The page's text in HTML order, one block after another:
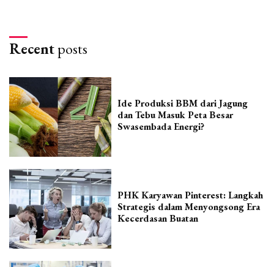
Recentposts
Ide Produksi BBM dari Jagung
dan Tebu Masuk Peta Besar
Swasembada Energi?
PHK Karyawan Pinterest: Langkah
Strategis dalam Menyongsong Era
Kecerdasan Buatan